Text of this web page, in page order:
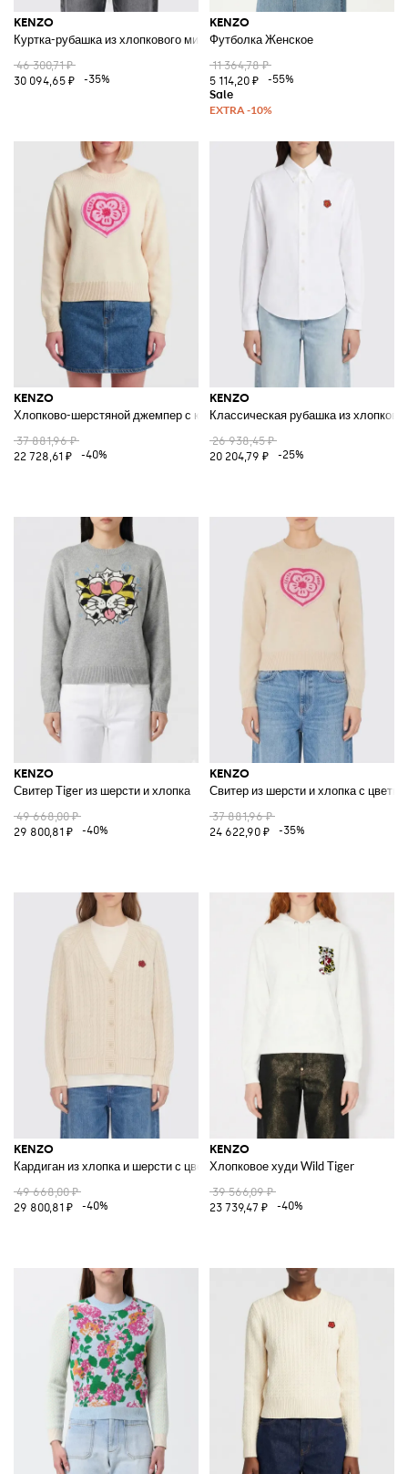
KENZO
Куртка-рубашка из хлопкового микса с принтом
46 300,71 ₽
30 094,65 ₽
-35%
KENZO
Футболка Женское
11 364,78 ₽
5 114,20 ₽
-55%
KENZO
Хлопково-шерстяной джемпер с круглым вырезом и логотипом Boke
37 881,96 ₽
22 728,61 ₽
-40%
KENZO
Классическая рубашка из
26 938,45 ₽
20 204,79 ₽
-25%
KENZO
Свитер Tiger из шерсти и хлопка
49 668,00 ₽
29 800,81 ₽
-40%
KENZO
Свитер из шерсти и хлопка с
37 881,96 ₽
24 622,90 ₽
-35%
KENZO
Кардиган из хлопка и шерсти с цветком
49 668,00 ₽
29 800,81 ₽
-40%
KENZO
Хлопковое худи Wild Tiger
39 566,09 ₽
23 739,47 ₽
-40%